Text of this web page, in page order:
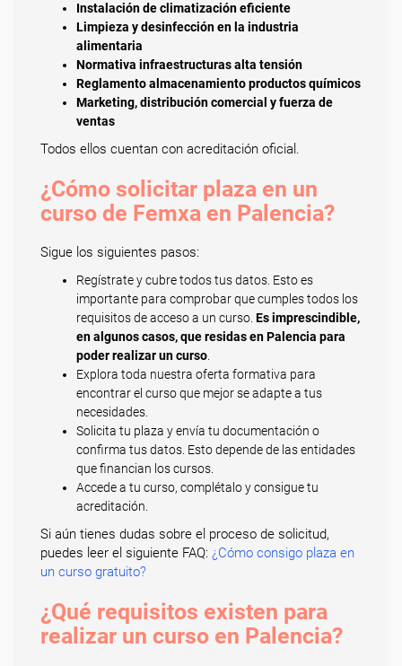
Instalación de climatización eficiente
Limpieza y desinfección en la industria
alimentaria
Normativa infraestructuras alta tensión
Reglamento almacenamiento productos químicos
Marketing, distribución comercial y fuerza de
ventas
Todos ellos cuentan con acreditación oficial.
¿Cómo solicitar plaza en un
curso de Femxa en Palencia?
Sigue los siguientes pasos:
Regístrate y cubre todos tus datos. Esto es
importante para comprobar que cumples todos los
requisitos de acceso a un curso. Es imprescindible,
en algunos casos, que residas en Palencia para
poder realizar un curso
Explora toda nuestra oferta formativa para
encontrar el curso que mejor se adapte a tus
necesidades.
Solicita tu plaza y envía tu documentación o
confirma tus datos. Esto depende de las entidades
que financian los cursos.
Accede a tu curso, complétalo y consigue tu
acreditación.
Si aún tienes dudas sobre el proceso de solicitud,
puedes leer el siguiente FAQ: ¿Cómo consigo plaza en
un curso gratuito?
¿Qué requisitos existen para
realizar un curso en Palencia?